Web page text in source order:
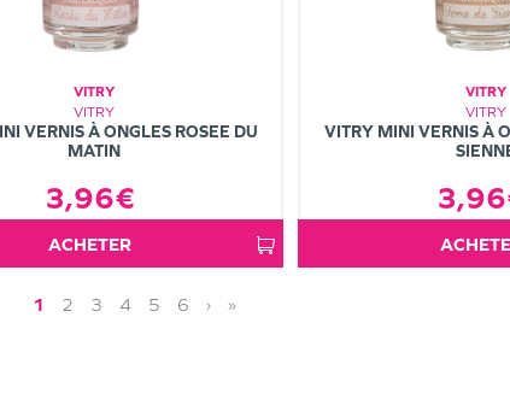
VITRY
VITRY
VERNIS À ONGLES ROSEE DU
MATIN
3,96€
ACHETER
VITRY
VITRY
VITRY MINI VERNIS À
1 2 3 4 5 6 › »